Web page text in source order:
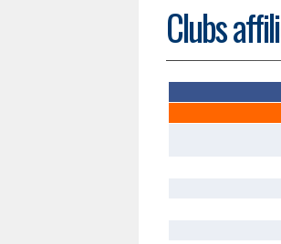
Clubs